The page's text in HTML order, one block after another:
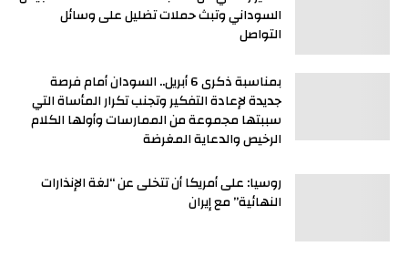
السوداني وتبث حملات تضليل على وسائل
التواصل
بمناسبة ذكرى 6 أبريل.. السودان أمام فرصة
جديدة لإعادة التفكير وتجنب تكرار المأساة التي
سببتها مجموعة من الممارسات وأولها الكلام
الرخيص والدعاية المغرضة
روسيا: على أمريكا أن تتخلى عن “لغة الإنذارات
النهائية” مع إيران